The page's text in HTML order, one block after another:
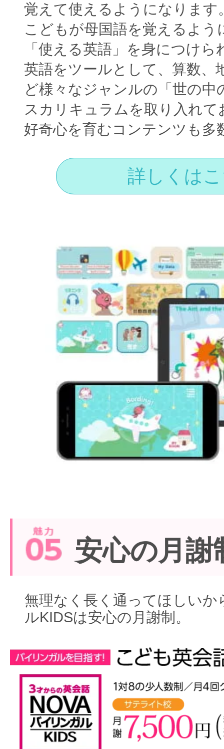
覚えて使えるようになります
こどもが母国語を覚えるよう
「使える英語」を身につけら
英語をツールとして、算数、
ど様々なジャンルの「世の中
スカリキュラムを取り入れて
好奇心を育むコンテンツも多
詳しくは
安心の月謝
無理なく長く通ってほしいか
ルKIDSは安心の月謝制。